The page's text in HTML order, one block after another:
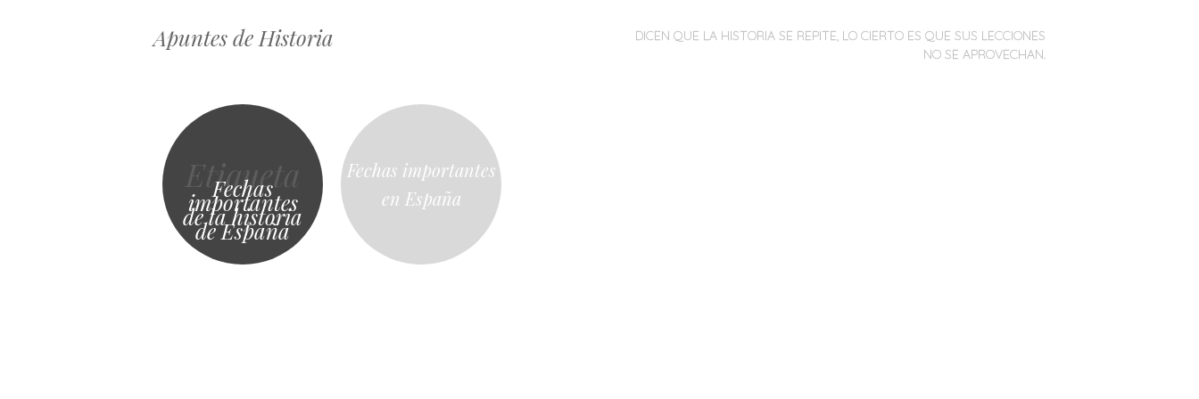
Apuntes de Historia MENÚ
SALTARDICEN QUE LA HISTORIA SE REPITE, LO CIERTO ES QUE SUS LECCIONES
NO SE APROVECHAN.
Etiqueta
Fechas
importantes
de la historia
de España
Fechas importantes
en España